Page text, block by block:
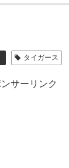
タイガース
サーリンク